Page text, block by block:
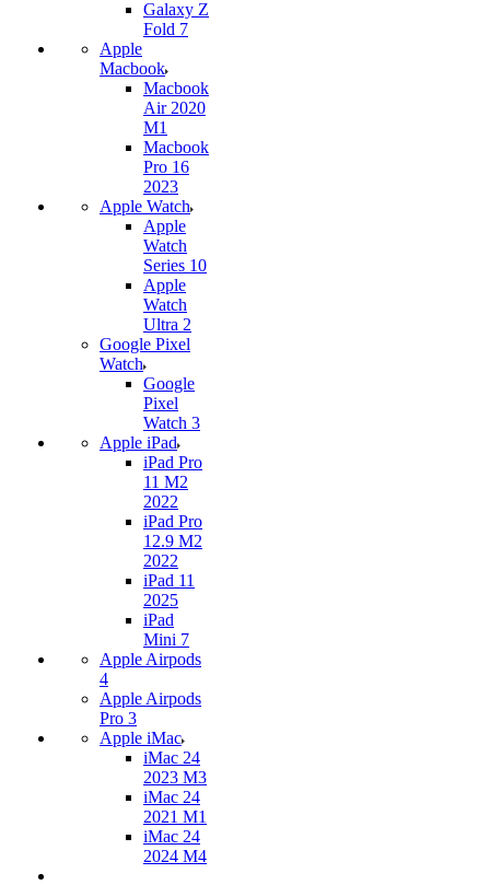
Galaxy Z
Fold 7
Apple
Macbook
Macbook
Air 2020
M1
Macbook
Pro 16
2023
Apple Watch
Apple
Watch
Series 10
Apple
Watch
Ultra 2
Google Pixel
Watch
Google
Pixel
Watch 3
Apple iPad
iPad Pro
11 M2
2022
iPad Pro
12.9 M2
2022
iPad 11
2025
iPad
Mini 7
Apple Airpods
4
Apple Airpods
Pro 3
Apple iMac
iMac 24
2023 M3
iMac 24
2021 M1
iMac 24
2024 M4